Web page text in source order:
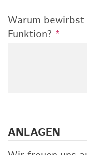
Warum bewirbst
Funktion? *
ANLAGEN